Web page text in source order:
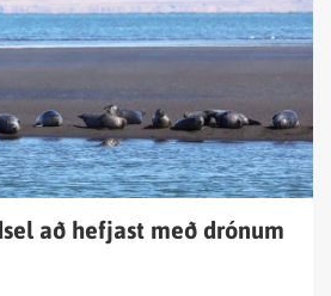
að hefjast með drónum